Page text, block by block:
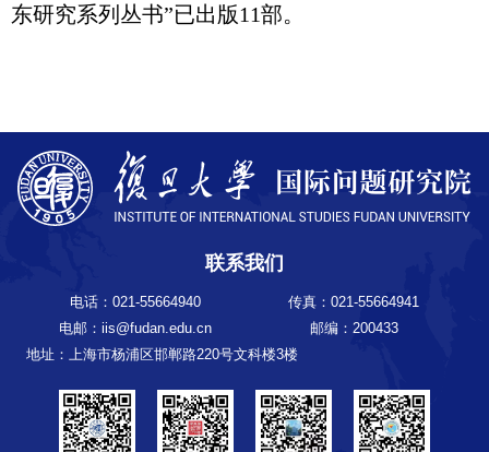
东研究系列丛书”已出版11部。
联系我们
电话：021-55664940
传真：021-55664941
电邮：iis@fudan.edu.cn
邮编：200433
地址：上海市杨浦区邯郸路220号文科楼3楼